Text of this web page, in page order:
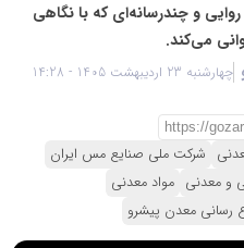
و چندرسانه‌ای که با نگاهی
می‌کند.
چهارشنبه 23 اردیبهشت 1405 - 14:28
شرکت ملی صنایع مس ایران
و معدنی مواد معدنی
رسانی معدن پیشرو